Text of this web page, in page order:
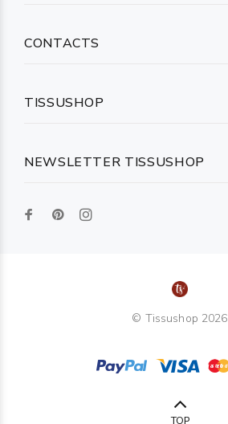
NEWSLETTER TISSUSHOP
CONTACTS
TISSUSHOP
© Tissushop 2026
TOP